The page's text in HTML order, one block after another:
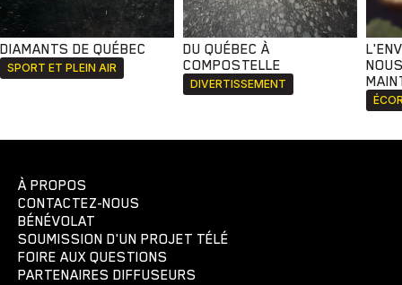
DIAMANTS DE QUÉBEC
SPORT ET PLEIN AIR
DU QUÉBEC À
COMPOSTELLE
DIVERTISSEMENT
À PROPOS
CONTACTEZ-NOUS
BÉNÉVOLAT
SOUMISSION D'UN PROJET TÉLÉ
FOIRE AUX QUESTIONS
PARTENAIRES DIFFUSEURS